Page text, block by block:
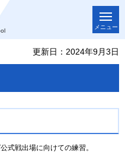
メニュー
更新日：2024年9月3日
式戦出場に向けての練習。